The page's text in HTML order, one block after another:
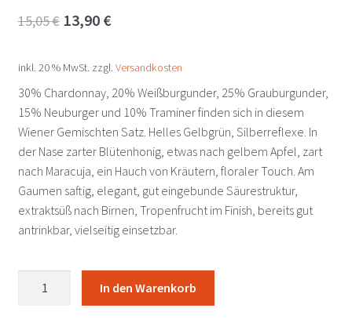
15,05€ Ursprünglicher
war:
15,05 €
13,90 €Aktueller
ist:
13,90 €.
inkl. 20 % MwSt. zzgl. Versandkosten
30% Chardonnay, 20% Weißburgunder, 25% Grauburgunder,
15% Neuburger und 10% Traminer finden sich in diesem
Wiener Gemischten Satz. Helles Gelbgrün, Silberreflexe. In
der Nase zarter Blütenhonig, etwas nach gelbem Apfel, zart
nach Maracuja, ein Hauch von Kräutern, floraler Touch. Am
Gaumen saftig, elegant, gut eingebunde Säurestruktur,
extraktsüß nach Birnen, Tropenfrucht im Finish, bereits gut
antrinkbar, vielseitig einsetzbar.
In den Warenkorb